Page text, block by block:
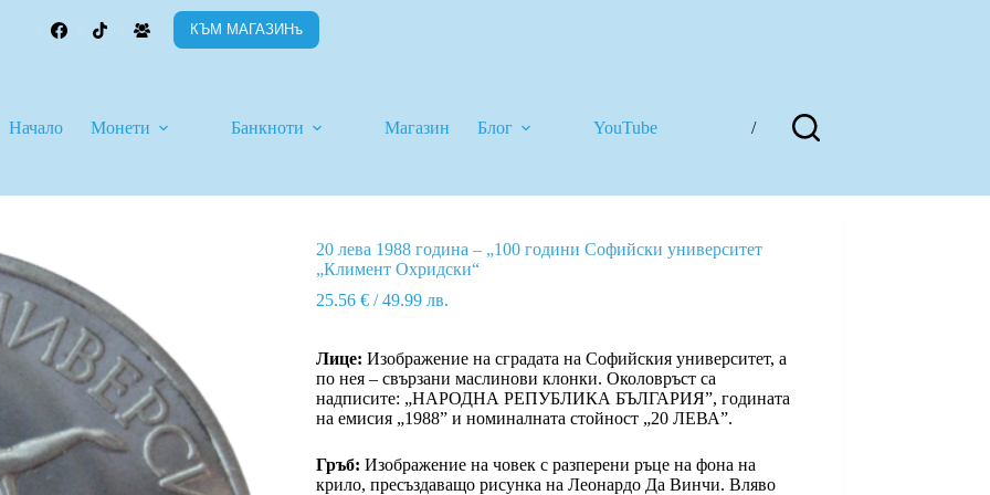
КЪМ МАГАЗИНъ
Начало Монети Банкноти Магазин Блог YouTube /
20 лева 1988 година – „100 години Софийски университет
„Климент Охридски“
25.56 €/ 49.99 лв.
Лице: Изображение на сградата на Софийския университет, а
по нея – свързани маслинови клонки. Околовръст са
надписите: „НАРОДНА РЕПУБЛИКА БЪЛГАРИЯ”, годината
на емисия „1988” и номиналната стойност „20 ЛЕВА”.
Гръб: Изображение на човек с разперени ръце на фона на
крило, пресъздаващо рисунка на Леонардо Да Винчи. Вляво